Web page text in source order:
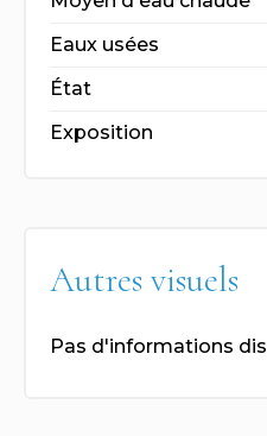
Eaux usées
État
Exposition
Autres visuels
Pas d'informations